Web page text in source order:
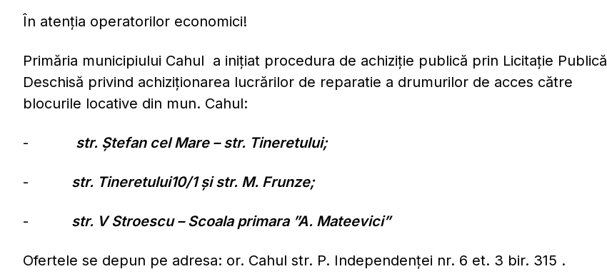
În atenția operatorilor economici!
Primăria municipiului Cahul a inițiat procedura de achiziție publică prin Licitație Publică
Deschisă privind achiziționarea lucrărilor de reparatie a drumurilor de acces către
blocurile locative din mun. Cahul:
- str. Ștefan cel Mare – str. Tineretului;
- str. Tineretului10/1 și str. M. Frunze;
- str. V Stroescu – Scoala primara ”A. Mateevici”
Ofertele se depun pe adresa: or. Cahul str. P. Independenței nr. 6 et. 3 bir. 315 .